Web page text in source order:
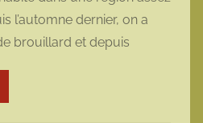
r
m
a
r
l’automne dernier, on a
brouillard et depuis